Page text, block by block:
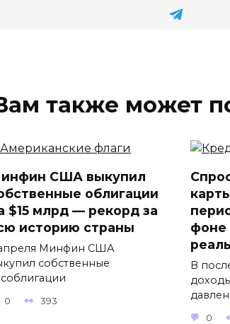
также может
США выкупил
облигации
$15 млрд — рекорд за
историю страны
Минфин США
собственные
0 393
фоне
В
0